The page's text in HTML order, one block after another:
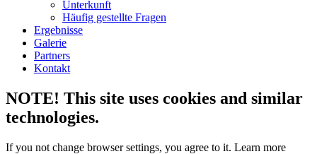
Unterkunft
Häufig gestellte Fragen
Ergebnisse
Galerie
Partners
Kontakt
NOTE! This site uses cookies and similar
technologies.
If you not change browser settings, you agree to it. Learn more